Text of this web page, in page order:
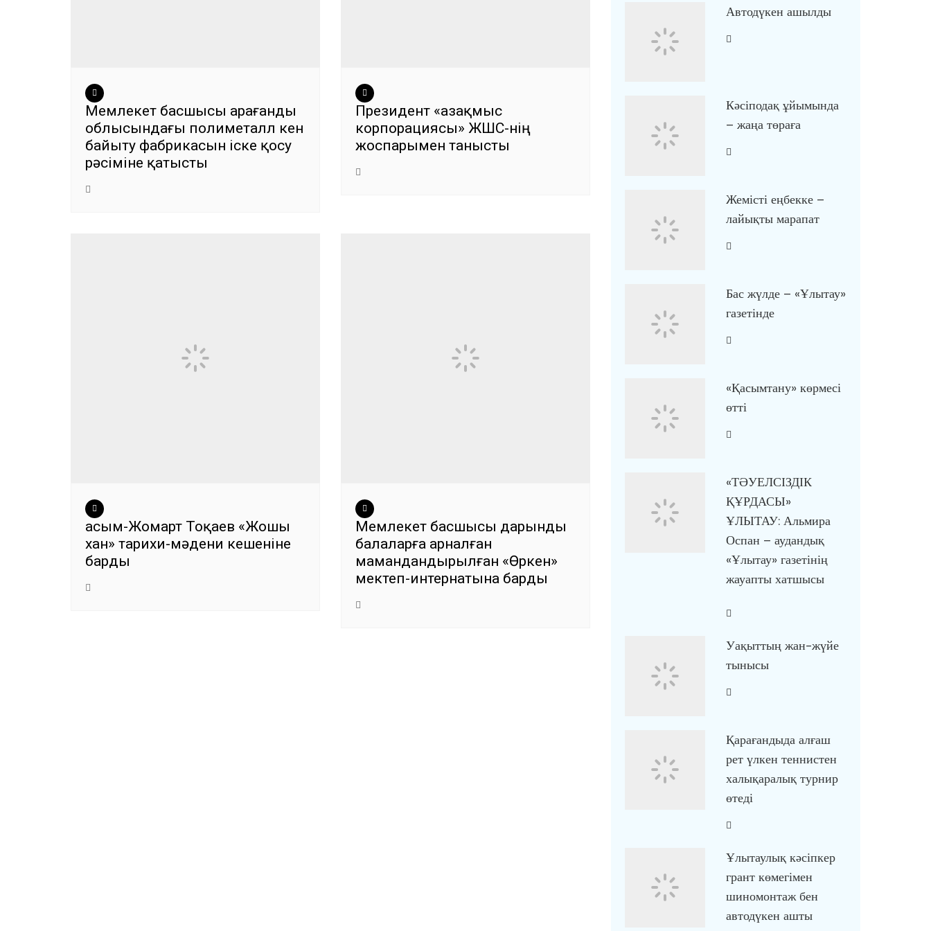
Мемлекет басшысы Қарағанды
облысындағы полиметалл кен
байыту фабрикасын іске қосу
рәсіміне қатысты
Президент «Қазақмыс
корпорациясы» ЖШС-нің
жоспарымен танысты
Қасым-Жомарт Тоқаев «Жошы
хан» тарихи-мәдени кешеніне
барды
Мемлекет басшысы дарынды
балаларға арналған
мамандандырылған «Өркен»
мектеп-интернатына барды
Автодүкен ашылды
Кәсіподақ ұйымында
– жаңа төраға
Жемісті еңбекке –
лайықты марапат
Бас жүлде – «Ұлытау»
газетінде
«Қасымтану» көрмесі
өтті
«ТӘУЕЛСІЗДІК
ҚҰРДАСЫ»
ҰЛЫТАУ: Альмира
Оспан – аудандық
«Ұлытау» газетінің
жауапты хатшысы
Уақыттың жан-жүйе
тынысы
Қарағандыда алғаш
рет үлкен теннистен
халықаралық турнир
өтеді
Ұлытаулық кәсіпкер
грант көмегімен
шиномонтаж бен
автодүкен ашты